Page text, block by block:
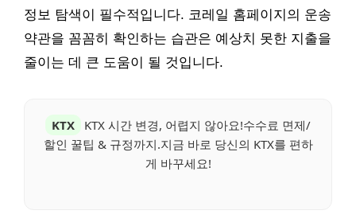
정보 탐색이 필수적입니다. 코레일 홈페이지의 운송
약관을 꼼꼼히 확인하는 습관은 예상치 못한 지출을
줄이는 데 큰 도움이 될 것입니다.
KTX
KTX 시간 변경, 어렵지 않아요!수수료 면제/
할인 꿀팁 & 규정까지.지금 바로 당신의 KTX를 편하
게 바꾸세요!